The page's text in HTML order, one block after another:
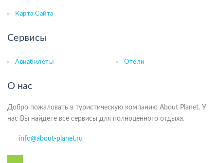
Карта Сайта
Сервисы
Авиабилеты Отели
О нас
Добро пожаловать в туристическую компанию About Planet. У
нас Вы найдете все сервисы для полноценного отдыха.
info@about-planet.ru